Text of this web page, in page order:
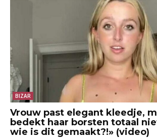
BIZAR
Vrouw past elegant kleedje,
bedekt haar borsten totaal
wie is dit gemaakt?!» (video)